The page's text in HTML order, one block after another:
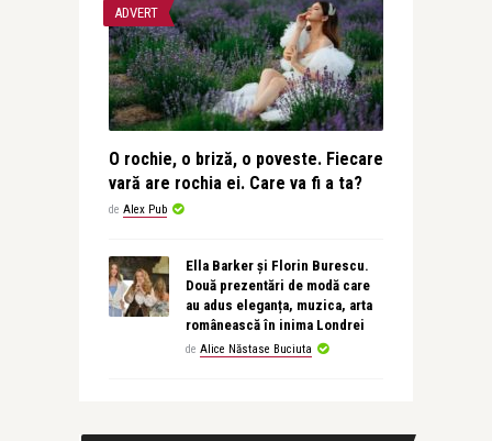
ADVERT
O rochie, o briză, o poveste. Fiecare
vară are rochia ei. Care va fi a ta?
de Alex Pub
Ella Barker și Florin Burescu.
Două prezentări de modă care
au adus eleganța, muzica, arta
românească în inima Londrei
de Alice Năstase Buciuta